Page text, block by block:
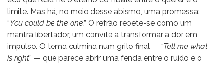
limite. Mas há, no meio desse abismo, uma promessa:
“You could be the one.” O refrão repete-se como um
mantra libertador, um convite a transformar a dor em
impulso. O tema culmina num grito final — “Tell me what
is right” — que parece abrir uma fenda entre o ruído e o